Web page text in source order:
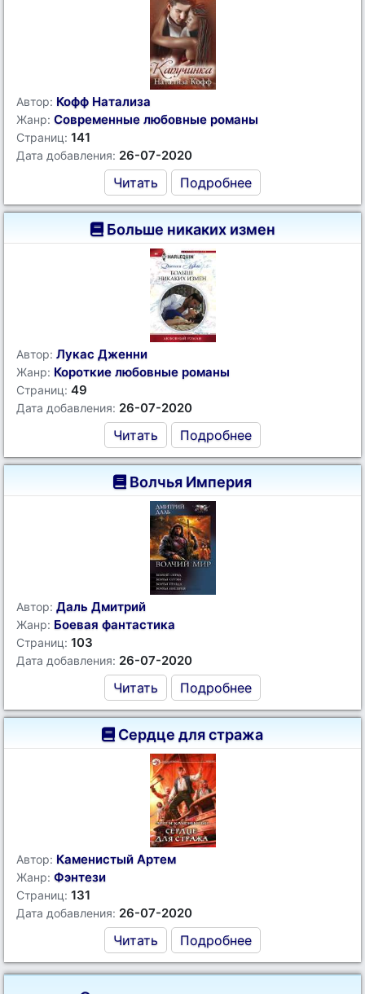
Автор: Кофф Натализа
Жанр: Современные любовные романы
Страниц: 141
Дата добавления: 26-07-2020
Читать Подробнее
Больше никаких измен
Автор: Лукас Дженни
Жанр: Короткие любовные романы
Страниц: 49
Дата добавления: 26-07-2020
Читать Подробнее
Волчья Империя
Автор: Даль Дмитрий
Жанр: Боевая фантастика
Страниц: 103
Дата добавления: 26-07-2020
Читать Подробнее
Сердце для стража
Автор: Каменистый Артем
Жанр: Фэнтези
Страниц: 131
Дата добавления: 26-07-2020
Читать Подробнее